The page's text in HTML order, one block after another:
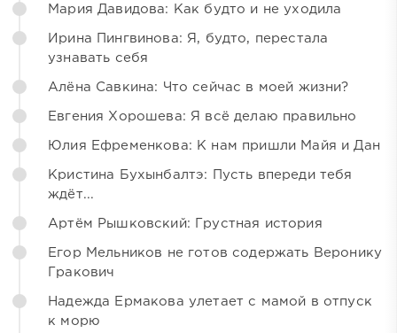
Мария Давидова: Как будто и не уходила
Ирина Пингвинова: Я, будто, перестала
узнавать себя
Алёна Савкина: Что сейчас в моей жизни?
Евгения Хорошева: Я всё делаю правильно
Юлия Ефременкова: К нам пришли Майя и Дан
Кристина Бухынбалтэ: Пусть впереди тебя
ждёт...
Артём Рышковский: Грустная история
Егор Мельников не готов содержать Веронику
Гракович
Надежда Ермакова улетает с мамой в отпуск
к морю